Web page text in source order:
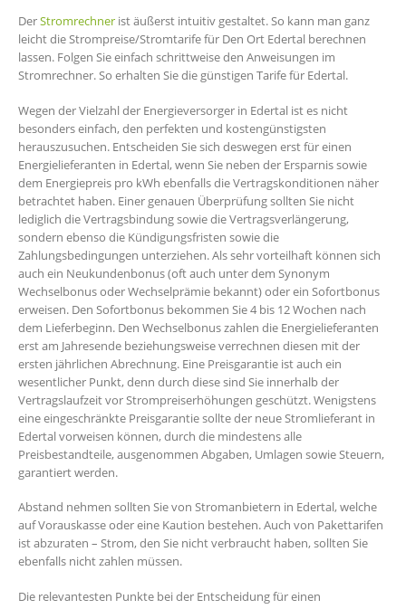
DerStromrechner ist äußerst intuitiv gestaltet. So kann man ganz
leicht die Strompreise/Stromtarife für Den Ort Edertal berechnen
lassen. Folgen Sie einfach schrittweise den Anweisungen im
Stromrechner. So erhalten Sie die günstigen Tarife für Edertal.
Wegen der Vielzahl der Energieversorger in Edertal ist es nicht
besonders einfach, den perfekten und kostengünstigsten
herauszusuchen. Entscheiden Sie sich deswegen erst für einen
Energielieferanten in Edertal, wenn Sie neben der Ersparnis sowie
dem Energiepreis pro kWh ebenfalls die Vertragskonditionen näher
betrachtet haben. Einer genauen Überprüfung sollten Sie nicht
lediglich die Vertragsbindung sowie die Vertragsverlängerung,
sondern ebenso die Kündigungsfristen sowie die
Zahlungsbedingungen unterziehen. Als sehr vorteilhaft können sich
auch ein Neukundenbonus (oft auch unter dem Synonym
Wechselbonus oder Wechselprämie bekannt) oder ein Sofortbonus
erweisen. Den Sofortbonus bekommen Sie 4 bis 12 Wochen nach
dem Lieferbeginn. Den Wechselbonus zahlen die Energielieferanten
erst am Jahresende beziehungsweise verrechnen diesen mit der
ersten jährlichen Abrechnung. Eine Preisgarantie ist auch ein
wesentlicher Punkt, denn durch diese sind Sie innerhalb der
Vertragslaufzeit vor Strompreiserhöhungen geschützt. Wenigstens
eine eingeschränkte Preisgarantie sollte der neue Stromlieferant in
Edertal vorweisen können, durch die mindestens alle
Preisbestandteile, ausgenommen Abgaben, Umlagen sowie Steuern,
garantiert werden.
Abstand nehmen sollten Sie von Stromanbietern in Edertal, welche
auf Vorauskasse oder eine Kaution bestehen. Auch von Pakettarifen
ist abzuraten – Strom, den Sie nicht verbraucht haben, sollten Sie
ebenfalls nicht zahlen müssen.
Die relevantesten Punkte bei der Entscheidung für einen